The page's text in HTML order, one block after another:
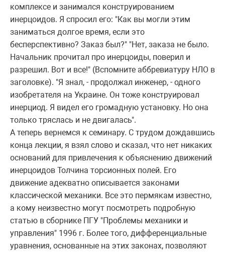
комплексе и занимался конструированием
инерцоидов. Я спросил его: "Как вы могли этим
заниматься долгое время, если это
бесперспективно? Заказ был?" "Нет, заказа не было.
Начальник прочитал про инерцоиды, поверил и
разрешил. Вот и все!" (Вспомните аббревиатуру НЛО в
заголовке). "Я знал, - продолжал инженер, - одного
изобретателя на Украине. Он тоже конструировал
инерциод. Я видел его громадную установку. Но она
только тряслась и не двигалась".
А теперь вернемся к семинару. С трудом дождавшись
конца лекции, я взял слово и сказал, что нет никаких
оснований для привлечения к объяснению движений
инерцоидов Толчина торсионных полей. Его
движение адекватно описывается законами
классической механики. Все это пермякам известно,
а кому неизвестно могут посмотреть подробную
статью в сборнике ПГУ "Проблемы механики и
управления" 1996 г. Более того, дифференциальные
уравнения, основанные на этих законах, позволяют